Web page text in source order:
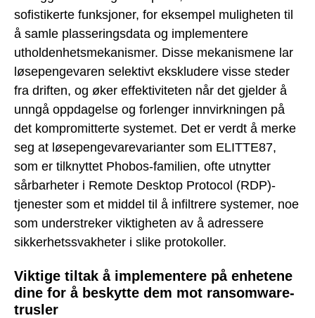
sofistikerte funksjoner, for eksempel muligheten til
å samle plasseringsdata og implementere
utholdenhetsmekanismer. Disse mekanismene lar
løsepengevaren selektivt ekskludere visse steder
fra driften, og øker effektiviteten når det gjelder å
unngå oppdagelse og forlenger innvirkningen på
det kompromitterte systemet. Det er verdt å merke
seg at løsepengevarevarianter som ELITTE87,
som er tilknyttet Phobos-familien, ofte utnytter
sårbarheter i Remote Desktop Protocol (RDP)-
tjenester som et middel til å infiltrere systemer, noe
som understreker viktigheten av å adressere
sikkerhetssvakheter i slike protokoller.
Viktige tiltak å implementere på enhetene
dine for å beskytte dem mot ransomware-
trusler